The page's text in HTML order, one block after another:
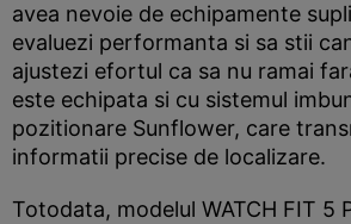
avea nevoie de echipamente
evaluezi performanta si sa stii
ajustezi efortul ca sa nu ramai
este echipata si cu sistemul
pozitionare Sunflower, care
informatii precise de localizare.
Totodata, modelul WATCH FIT 5